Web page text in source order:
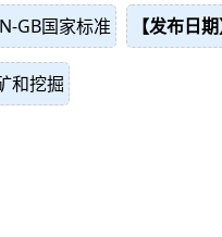
GB国家标准 【发布日期
和挖掘